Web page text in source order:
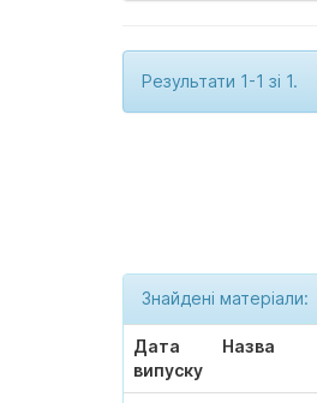
Результати 1-1 зі 1.
Знайдені матеріали:
Дата
випуску
Назва